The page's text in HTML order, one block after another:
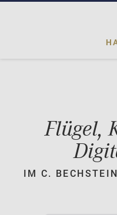
Flügel,
IM C.